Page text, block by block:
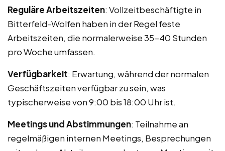
Reguläre Arbeitszeiten: Vollzeitbeschäftigte in
Bitterfeld-Wolfen haben in der Regel feste
Arbeitszeiten, die normalerweise 35-40 Stunden
pro Woche umfassen.
Verfügbarkeit: Erwartung, während der normalen
Geschäftszeiten verfügbar zu sein, was
typischerweise von 9:00 bis 18:00 Uhr ist.
Meetings und Abstimmungen: Teilnahme an
regelmäßigen internen Meetings, Besprechungen